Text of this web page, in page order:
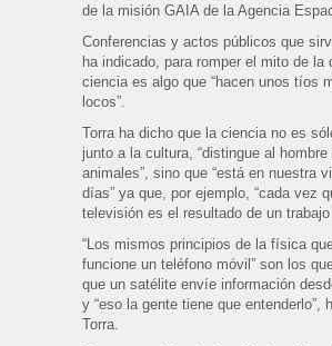
de la misión GAIA de la Agencia
Conferencias y actos públicos que
ha indicado, para romper el mito de la
ciencia es algo que “hacen unos tíos
locos”.
Torra ha dicho que la ciencia no es
junto a la cultura, “distingue al
animales”, sino que “está en nuestra
días” ya que, por ejemplo, “cada vez
televisión es el resultado de un
“Los mismos principios de la física
funcione un teléfono móvil” son los
que un satélite envíe información
y “eso la gente tiene que entenderlo”,
Torra.